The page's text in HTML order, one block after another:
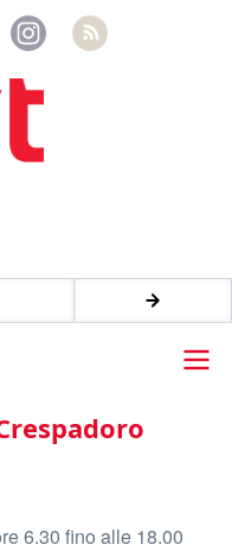
6.30 fino alle 18.00